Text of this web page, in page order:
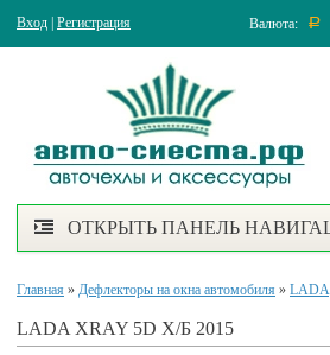
Вход Регистрация Валюта: Р
ОТКРЫТЬ ПАНЕЛЬ
Главная » Дефлекторы на окна автомобиля » LADA
LADA XRAY 5D Х/Б 2015